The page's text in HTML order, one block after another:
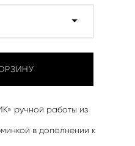
ручной работы из
в дополнении к